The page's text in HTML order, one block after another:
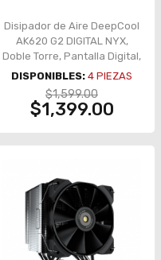
Disipador de Aire DeepCool
AK620 G2 DIGITAL NYX,
Doble Torre, Pantalla Digital,
2×120 mm PWM – AK620 G2
DIGITAL NYX
DISPONIBLES: 4 PIEZAS
$1,599.00
$1,399.00